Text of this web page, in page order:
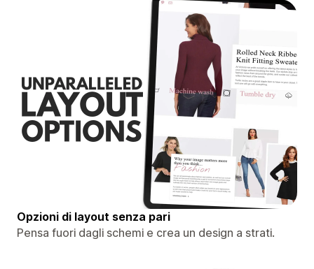
Opzioni di layout senza pari
Pensa fuori dagli schemi e crea un design a strati.